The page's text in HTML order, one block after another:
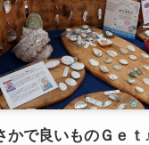
かで良いものＧｅｔ